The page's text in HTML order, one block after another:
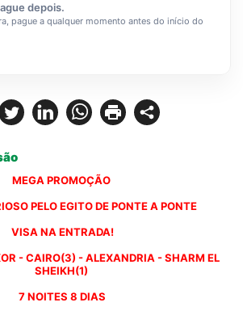
MEGA PROMOÇÃO
PELO EGITO DE PONTE A PONTE
VISA NA ENTRADA!
- CAIRO(3) - ALEXANDRIA - SHARM EL
SHEIKH(1)
7 NOITES 8 DIAS
depois.
pague a qualquer momento antes do início do